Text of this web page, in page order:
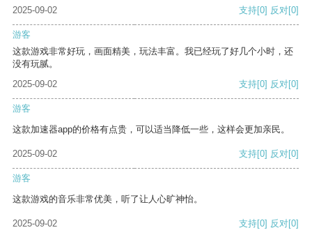
2025-09-02 支持[0] 反对[0]
游客
这款游戏非常好玩，画面精美，玩法丰富。我已经玩了好几个小时，还
没有玩腻。
2025-09-02
支持[0] 反对[0]
游客
这款加速器app的价格有点贵，可以适当降低一些，这样会更加亲民。
2025-09-02 支持[0] 反对[0]
游客
这款游戏的音乐非常优美，听了让人心旷神怡。
2025-09-02 支持[0] 反对[0]